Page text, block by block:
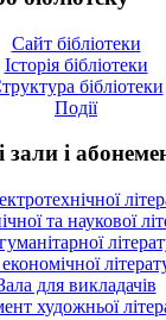
Сайт бібліотеки
Історія бібліотеки
бібліотеки
Події
зали і
та наукової
для викладачів
художньої